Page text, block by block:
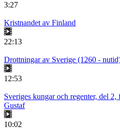
3:27
Kristnandet av Finland
22:13
Drottningar av Sverige (1260 -
12:53
Sveriges kungar och regenter, del
Gustaf
10:02